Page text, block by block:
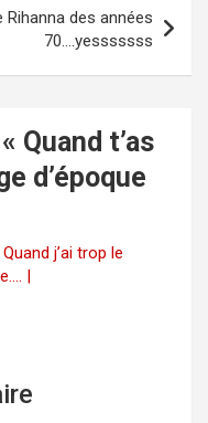
Rihanna des années
70….yesssssss
Quand t’as
d’époque
j’ai trop le
|